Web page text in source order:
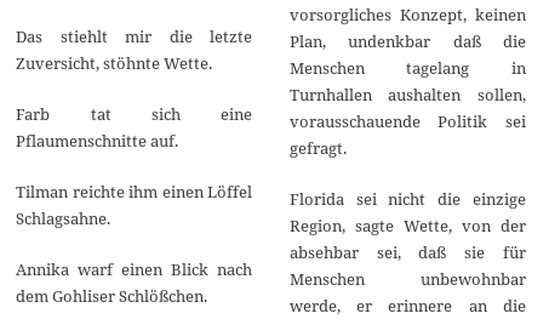
Das stiehlt mir die letzte
Zuversicht, stöhnte Wette.
Farb tat sich eine
Pflaumenschnitte auf.
Tilman reichte ihm einen Löffel
Schlagsahne.
Annika warf einen Blick nach
dem Gohliser Schlößchen.
vorsorgliches Konzept, keinen
Plan, undenkbar daß die
Menschen tagelang in
Turnhallen aushalten sollen,
vorausschauende Politik sei
gefragt.
Florida sei nicht die einzige
Region, sagte Wette, von der
absehbar sei, daß sie für
Menschen unbewohnbar
werde, er erinnere an die